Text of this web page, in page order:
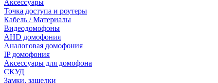
Аксессуары
Точка доступа и роутеры
Кабель / Материалы
Видеодомофоны
AHD домофония
Аналоговая домофония
IP домофония
Аксессуары для домофона
СКУД
Замки, защелки